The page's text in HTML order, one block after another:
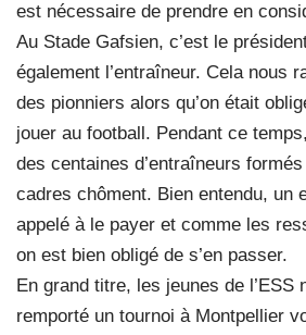
est nécessaire de prendre en
Au Stade Gafsien, c’est le
également l’entraîneur. Cela nous
des pionniers alors qu’on était
jouer au football. Pendant ce
des centaines d’entraîneurs
cadres chôment. Bien entendu, un
appelé à le payer et comme les
on est bien obligé de s’en passer.
En grand titre, les jeunes de l’ESS
remporté un tournoi à Montpellier